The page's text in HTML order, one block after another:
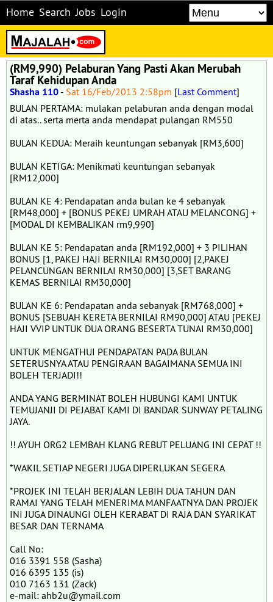
Home Search Jobs Login
(RM9,990) Pelaburan Yang Pasti Akan Merubah
Taraf Kehidupan Anda
Shasha 110 - Sat 16/Feb/2013 2:58pm [Last Comment]
BULAN PERTAMA: mulakan pelaburan anda dengan modal
di atas.. serta merta anda mendapat pulangan RM550
BULAN KEDUA: Meraih keuntungan sebanyak [RM3,600]
BULAN KETIGA: Menikmati keuntungan sebanyak
[RM12,000]
BULAN KE 4: Pendapatan anda bulan ke 4 sebanyak
[RM48,000] + [BONUS PEKEJ UMRAH ATAU MELANCONG] +
[MODAL DI KEMBALIKAN rm9,990]
BULAN KE 5: Pendapatan anda [RM192,000] + 3 PILIHAN
BONUS [1, PAKEJ HAJI BERNILAI RM30,000] [2,PAKEJ
PELANCUNGAN BERNILAI RM30,000] [3,SET BARANG
KEMAS BERNILAI RM30,000]
BULAN KE 6: Pendapatan anda sebanyak [RM768,000] +
BONUS [SEBUAH KERETA BERNILAI RM90,000] ATAU [PEKEJ
HAJI VVIP UNTUK DUA ORANG BESERTA TUNAI RM30,000]
UNTUK MENGATHUI PENDAPATAN PADA BULAN
SETERUSNYA ATAU PENGIRAAN BAGAIMANA SEMUA INI
BOLEH TERJADI!!
ANDA YANG BERMINAT BOLEH HUBUNGI KAMI UNTUK
TEMUJANJI DI PEJABAT KAMI DI BANDAR SUNWAY PETALING
JAYA.
!! AYUH ORG2 LEMBAH KLANG REBUT PELUANG INI CEPAT !!
*WAKIL SETIAP NEGERI JUGA DIPERLUKAN SEGERA
*PROJEK INI TELAH BERJALAN LEBIH DUA TAHUN DAN
RAMAI YANG TELAH MENERIMA MANFAATNYA DAN PROJEK
INI JUGA DINAUNGI OLEH KERABAT DI RAJA DAN SYARIKAT
BESAR DAN TERNAMA
Call No:
016 3391 558 (Sasha)
016 6395 135 (is)
010 7163 131 (Zack)
e-mail: ahb2u@ymail.com